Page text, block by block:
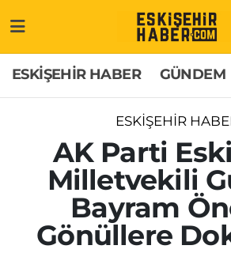
ESKİŞEHİR HABER GÜNDEM
ESKİŞEHİR
AK Parti
Milletvekili
Bayram
Gönüllere
GÜNDEM
ASAYİŞ
SİYASET
EKONOMİ
Hakkımızda
İletişim
Künye
Odunpazarı Trafik
Süper Lig Puan Durumu
Tüm Manşetler
Son Dakika Haberleri